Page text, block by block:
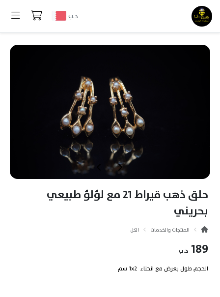
د.ب
حلق ذهب قيراط 21 مع لؤلؤ طبيعي
بحريني
المنتجات والخدمات الكل
189 د.ب
الحجم طول بعرض مع انحناء 1x2 سم